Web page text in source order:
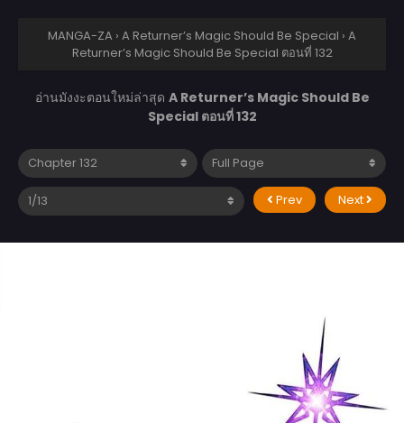
MANGA-ZA › A Returner’s Magic Should Be Special › A
Returner’s Magic Should Be Special ตอนที่ 132
อ่านมังงะตอนใหม่ล่าสุด A Returner’s Magic Should Be
Special ตอนที่ 132
Prev Next